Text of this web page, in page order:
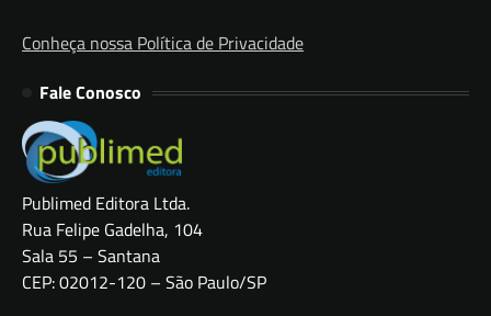
Conheça nossa Política de Privacidade
Fale Conosco
Publimed Editora Ltda.
Rua Felipe Gadelha, 104
Sala 55 – Santana
CEP: 02012-120 – São Paulo/SP